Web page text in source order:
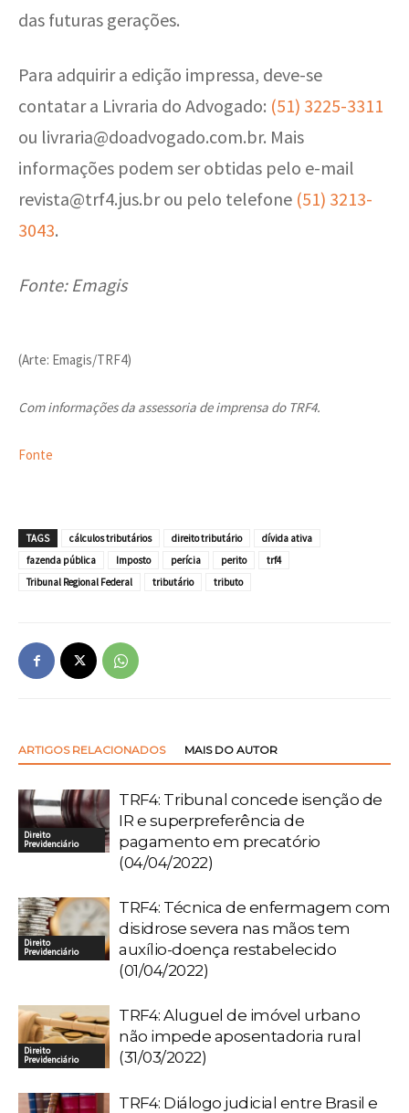
das futuras gerações.
Para adquirir a edição impressa, deve-se
contatar a Livraria do Advogado: (51) 3225-3311
ou livraria@doadvogado.com.br. Mais
informações podem ser obtidas pelo e-mail
revista@trf4.jus.brou pelo telefone (51) 3213-
3043.
Fonte: Emagis
(Arte: Emagis/TRF4)
Com informações da assessoria de imprensa do TRF4.
Fonte
TAGS cálculos tributários direito tributário
dívida ativa
fazenda pública
Imposto perícia perito
trf4
Tribunal Regional Federal
tributário tributo
ARTIGOS RELACIONADOS MAIS DO AUTOR
Direito
Previdenciário
TRF4: Tribunal concede isenção de
IR e superpreferência de
pagamento em precatório
(04/04/2022)
Direito
Previdenciário
TRF4: Técnica de enfermagem com
disidrose severa nas mãos tem
auxílio-doença restabelecido
(01/04/2022)
Direito
Previdenciário
TRF4: Aluguel de imóvel urbano
não impede aposentadoria rural
(31/03/2022)
TRF4: Diálogo judicial entre Brasil e